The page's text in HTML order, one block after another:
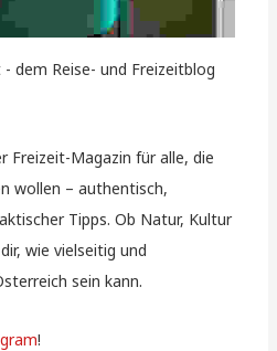
dem Reise- und Freizeitblog
Freizeit-Magazin für alle, die
wollen – authentisch,
Tipps. Ob Natur, Kultur
wie vielseitig und
sein kann.
!